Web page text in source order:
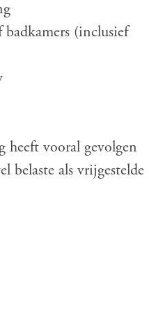
badkamers (inclusief
heeft vooral gevolgen
belaste als vrijgestelde